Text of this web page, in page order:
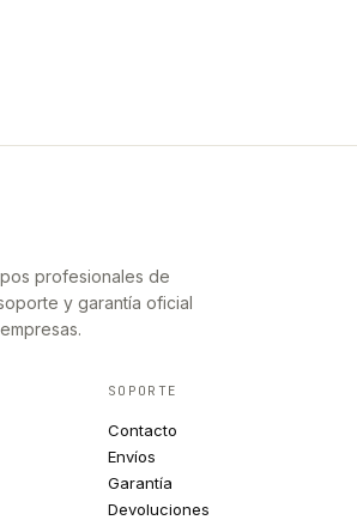
profesionales de
y garantía oficial
SOPORTE
Contacto
Envíos
Garantía
Devoluciones